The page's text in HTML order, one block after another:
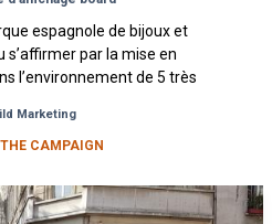
espagnole de bijoux et
s’affirmer par la mise en
l’environnement de 5 très
Marketing
THE CAMPAIGN